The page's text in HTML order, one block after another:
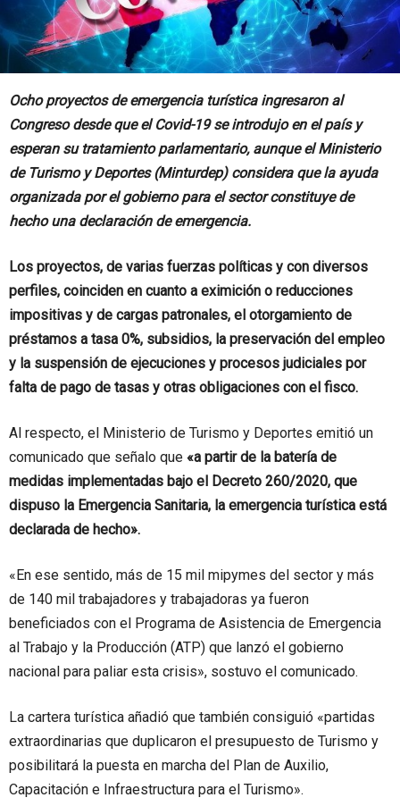
Ocho proyectos de emergencia turística ingresaron al
Congreso desde que el Covid-19 se introdujo en el país y
esperan su tratamiento parlamentario, aunque el Ministerio
de Turismo y Deportes (Minturdep) considera que la ayuda
organizada por el gobierno para el sector constituye de
hecho una declaración de emergencia.
Los proyectos, de varias fuerzas políticas y con diversos
perfiles, coinciden en cuanto a eximición o reducciones
impositivas y de cargas patronales, el otorgamiento de
préstamos a tasa 0%, subsidios, la preservación del empleo
y la suspensión de ejecuciones y procesos judiciales por
falta de pago de tasas y otras obligaciones con el fisco.
Al respecto, el Ministerio de Turismo y Deportes emitió un
comunicado que señalo que «a partir de la batería de
medidas implementadas bajo el Decreto 260/2020, que
dispuso la Emergencia Sanitaria, la emergencia turística está
declarada de hecho».
«En ese sentido, más de 15 mil mipymes del sector y más
de 140 mil trabajadores y trabajadoras ya fueron
beneficiados con el Programa de Asistencia de Emergencia
al Trabajo y la Producción (ATP) que lanzó el gobierno
nacional para paliar esta crisis», sostuvo el comunicado.
La cartera turística añadió que también consiguió «partidas
extraordinarias que duplicaron el presupuesto de Turismo y
posibilitará la puesta en marcha del Plan de Auxilio,
Capacitación e Infraestructura para el Turismo».